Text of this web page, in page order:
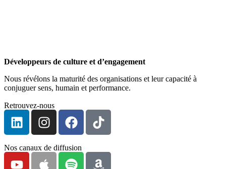
Développeurs de culture et d’engagement
Nous révélons la maturité des organisations et leur capacité à
conjuguer sens, humain et performance.
Retrouvez-nous
Nos canaux de diffusion